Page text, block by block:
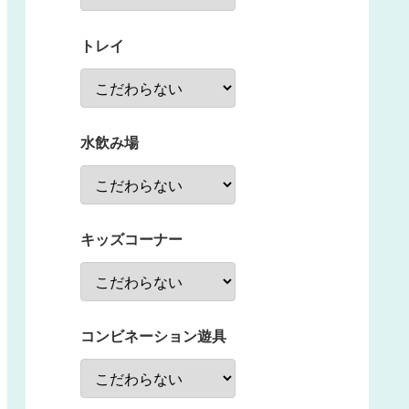
トレイ
水飲み場
キッズコーナー
コンビネーション遊具